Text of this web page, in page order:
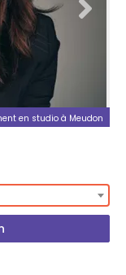
en studio à Meudon